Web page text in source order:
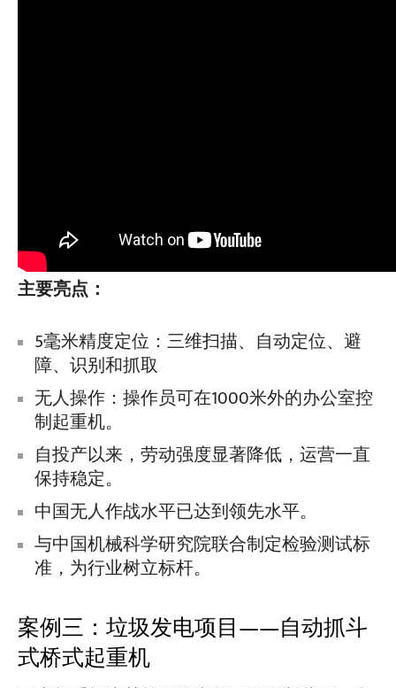
主要亮点：
5毫米精度定位：三维扫描、自动定位、避
障、识别和抓取
无人操作：操作员可在1000米外的办公室控
制起重机。
自投产以来，劳动强度显著降低，运营一直
保持稳定。
中国无人作战水平已达到领先水平。
与中国机械科学研究院联合制定检验测试标
准，为行业树立标杆。
案例三：垃圾发电项目——自动抓斗
式桥式起重机